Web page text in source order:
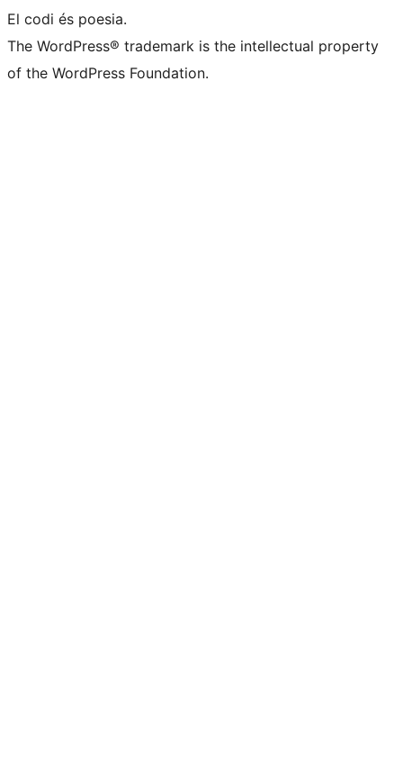
El codi és poesia.
The WordPress® trademark is the intellectual property
of the WordPress Foundation.